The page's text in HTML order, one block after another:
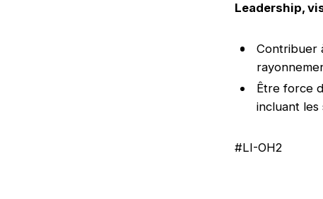
Leadership,
Contribuer
Être force
incluant les
#LI-OH2